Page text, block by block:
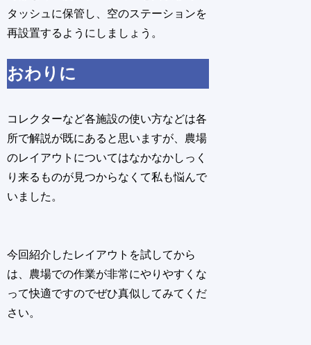
タッシュに保管し、空のステーションを
再設置するようにしましょう。
おわりに
コレクターなど各施設の使い方などは各
所で解説が既にあると思いますが、農場
のレイアウトについてはなかなかしっく
り来るものが見つからなくて私も悩んで
いました。
今回紹介したレイアウトを試してから
は、農場での作業が非常にやりやすくな
って快適ですのでぜひ真似してみてくだ
さい。